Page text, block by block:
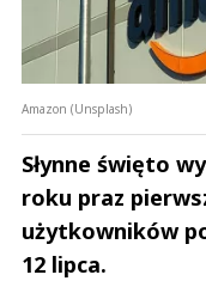
Amazon (Unsplash)
Słynne święto
roku praz
użytkowników
12 lipca.